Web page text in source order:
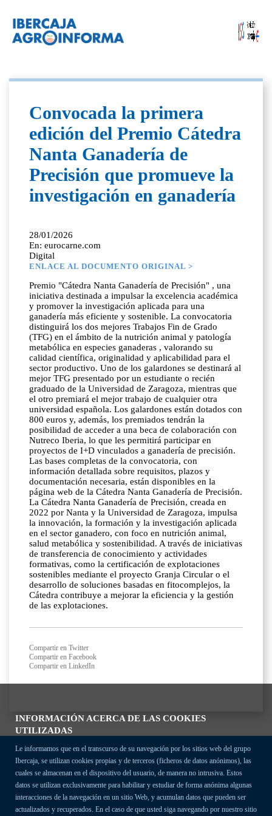
INFORMACIÓN ACERCA DE LAS COOKIES
UTILIZADAS
Le informamos que en el transcurso de su navegación por los sitios web del grupo
Ibercaja, se utilizan cookies propias y de terceros (ficheros de datos anónimos), las
cuales se almacenan en el dispositivo del usuario, de manera no intrusiva. Estos
datos se utilizan exclusivamente para habilitar y estudiar de forma anónima algunas
interacciones de la navegación en un sitio Web, y acumulan datos que pueden ser
actualizados y recuperados. En el caso de que usted siga navegando por nuestro sitio
Convocada la primera
edición del Premio Cátedra
Nanta Ganadería de
Precisión que promueve la
investigación en ganadería
28/01/2026
En: eurocarne.com
Digital
ENLACE AL DOCUMENTO ORIGINAL >
Premio "Cátedra Nanta Ganadería de Precisión" , una
iniciativa destinada a impulsar la excelencia académica
y promover la investigación aplicada para una
ganadería más eficiente y sostenible. La convocatoria
distinguirá los dos mejores Trabajos Fin de Grado
(TFG) en el ámbito de la nutrición animal y patología
metabólica en especies ganaderas , valorando su
calidad científica, originalidad y aplicabilidad para el
sector productivo. Uno de los galardones se destinará al
mejor TFG presentado por un estudiante o recién
graduado de la Universidad de Zaragoza, mientras que
el otro premiará el mejor trabajo de cualquier otra
universidad española. Los galardones están dotados con
800 euros y, además, los premiados tendrán la
posibilidad de acceder a una beca de colaboración con
Nutreco Iberia, lo que les permitirá participar en
proyectos de I+D vinculados a ganadería de precisión.
Las bases completas de la convocatoria, con
información detallada sobre requisitos, plazos y
documentación necesaria, están disponibles en la
página web de la Cátedra Nanta Ganadería de Precisión.
La Cátedra Nanta Ganadería de Precisión, creada en
2022 por Nanta y la Universidad de Zaragoza, impulsa
la innovación, la formación y la investigación aplicada
en el sector ganadero, con foco en nutrición animal,
salud metabólica y sostenibilidad. A través de iniciativas
de transferencia de conocimiento y actividades
formativas, como la certificación de explotaciones
sostenibles mediante el proyecto Granja Circular o el
desarrollo de soluciones basadas en fitocomplejos, la
Cátedra contribuye a mejorar la eficiencia y la gestión
de las explotaciones.
Compartir en Twitter
Compartir en Facebook
Compartir en LinkedIn